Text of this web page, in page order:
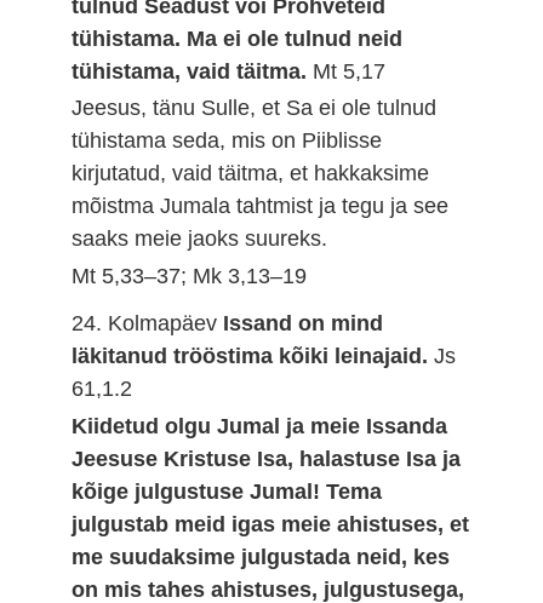
tulnud Seadust või Prohveteid
tühistama. Ma ei ole tulnud neid
tühistama, vaid täitma. Mt 5,17
Jeesus, tänu Sulle, et Sa ei ole tulnud
tühistama seda, mis on Piiblisse
kirjutatud, vaid täitma, et hakkaksime
mõistma Jumala tahtmist ja tegu ja see
saaks meie jaoks suureks.
Mt 5,33–37; Mk 3,13–19
24. Kolmapäev Issand on mind
läkitanud trööstima kõiki leinajaid.Js
61,1.2
Kiidetud olgu Jumal ja meie Issanda
Jeesuse Kristuse Isa, halastuse Isa ja
kõige julgustuse Jumal! Tema
julgustab meid igas meie ahistuses, et
me suudaksime julgustada neid, kes
on mis tahes ahistuses, julgustusega,